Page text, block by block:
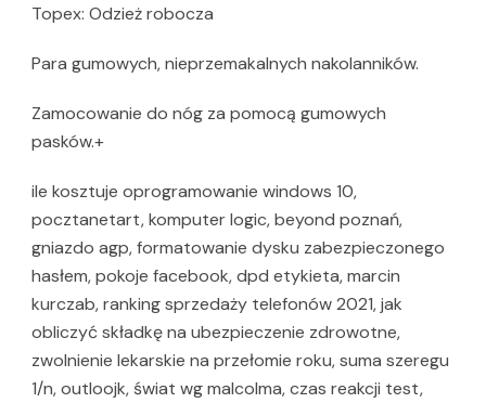
Topex: Odzież robocza
Para gumowych, nieprzemakalnych nakolanników.
Zamocowanie do nóg za pomocą gumowych
pasków.+
ile kosztuje oprogramowanie windows 10,
pocztanetart, komputer logic, beyond poznań,
gniazdo agp, formatowanie dysku zabezpieczonego
hasłem, pokoje facebook, dpd etykieta, marcin
kurczab, ranking sprzedaży telefonów 2021, jak
obliczyć składkę na ubezpieczenie zdrowotne,
zwolnienie lekarskie na przełomie roku, suma szeregu
1/n, outloojk, świat wg malcolma, czas reakcji test,